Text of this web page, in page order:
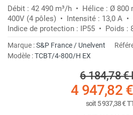
Débit : 42 490 m³/h • Hélice : Ø
400V (4 pôles) • Intensité : 13,0 A •
Indice de protection : IP55 • Poids :
Marque :S&P France / Unelvent
Modèle :TCBT/4-800/H EX
6 184,78 €
4 947,82 €
soit5 937,38 €